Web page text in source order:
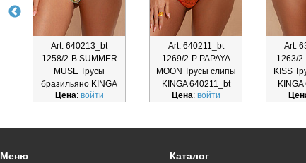
Art. 640213_bt
1258/2-B SUMMER
MUSE Трусы
бразильяно KINGA
640213_bt
Цена: войти
Art. 640211_bt
1269/2-P PAPAYA
MOON Трусы слипы
KINGA 640211_bt
Цена: войти
Art.
1263/
KISS
Меню Каталог